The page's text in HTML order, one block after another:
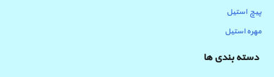
پیچ استیل
مهره استیل
دسته بندی ها